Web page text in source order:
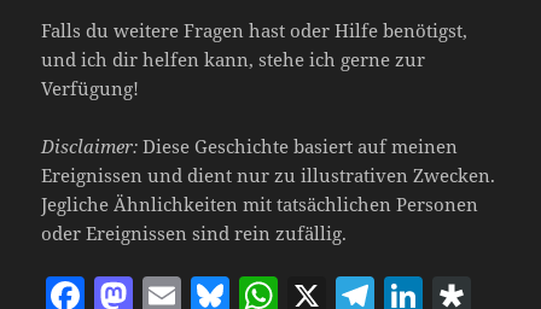
Falls du weitere Fragen hast oder Hilfe benötigst,
und ich dir helfen kann, stehe ich gerne zur
Verfügung!
Disclaimer: Diese Geschichte basiert auf meinen
Ereignissen und dient nur zu illustrativen Zwecken.
Jegliche Ähnlichkeiten mit tatsächlichen Personen
oder Ereignissen sind rein zufällig.
F M E Bl W X T Li